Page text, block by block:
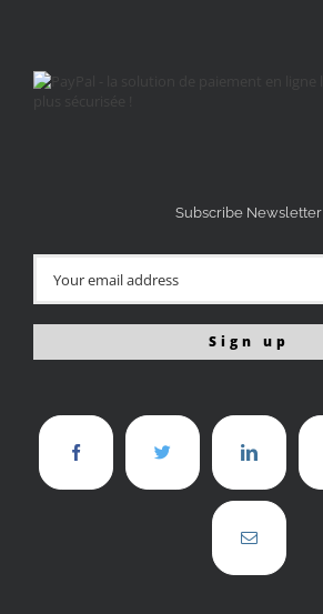
Subscribe Newsletter